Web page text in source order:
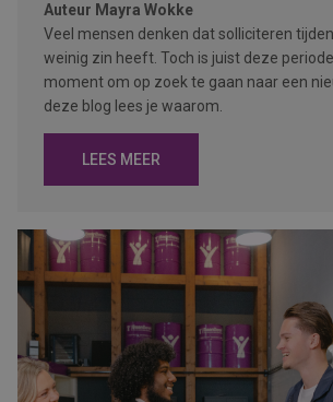
Auteur Mayra Wokke
Veel mensen denken dat solliciteren
weinig zin heeft. Toch is juist deze
moment om op zoek te gaan naar een
deze blog lees je waarom.
LEES MEER